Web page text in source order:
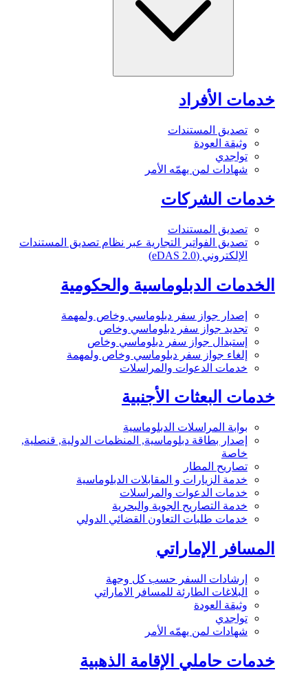
خدمات الأفراد
تصديق المستندات
وثيقة العودة
تواجدي
شهادات لمن يهمّه الأمر
خدمات الشركات
تصديق المستندات
تصديق الفواتير التجارية عبر نظام تصديق المستندات
الإلكتروني (eDAS 2.0)
الخدمات الدبلوماسية والحكومية
إصدار جواز سفر دبلوماسي وخاص ولمهمة
تجديد جواز سفر دبلوماسي وخاص
إستبدال جواز سفر دبلوماسي وخاص
إلغاء جواز سفر دبلوماسي وخاص ولمهمة
خدمات الدعوات والمراسلات
خدمات البعثات الأجنبية
بوابة المراسلات الدبلوماسية
إصدار بطاقة دبلوماسية, المنظمات الدولية, قنصلية,
خاصة
تصاريح المطار
خدمة الزيارات و المقابلات الدبلوماسية
خدمات الدعوات والمراسلات
خدمة التصاريح الجوية والبحرية
خدمات طلبات التعاون القضائي الدولي
المسافر الإماراتي
إرشادات السفر حسب كل وجهة
البلاغات الطارئة للمسافر الاماراتي
وثيقة العودة
تواجدي
شهادات لمن يهمّه الأمر
خدمات حاملي الإقامة الذهبية